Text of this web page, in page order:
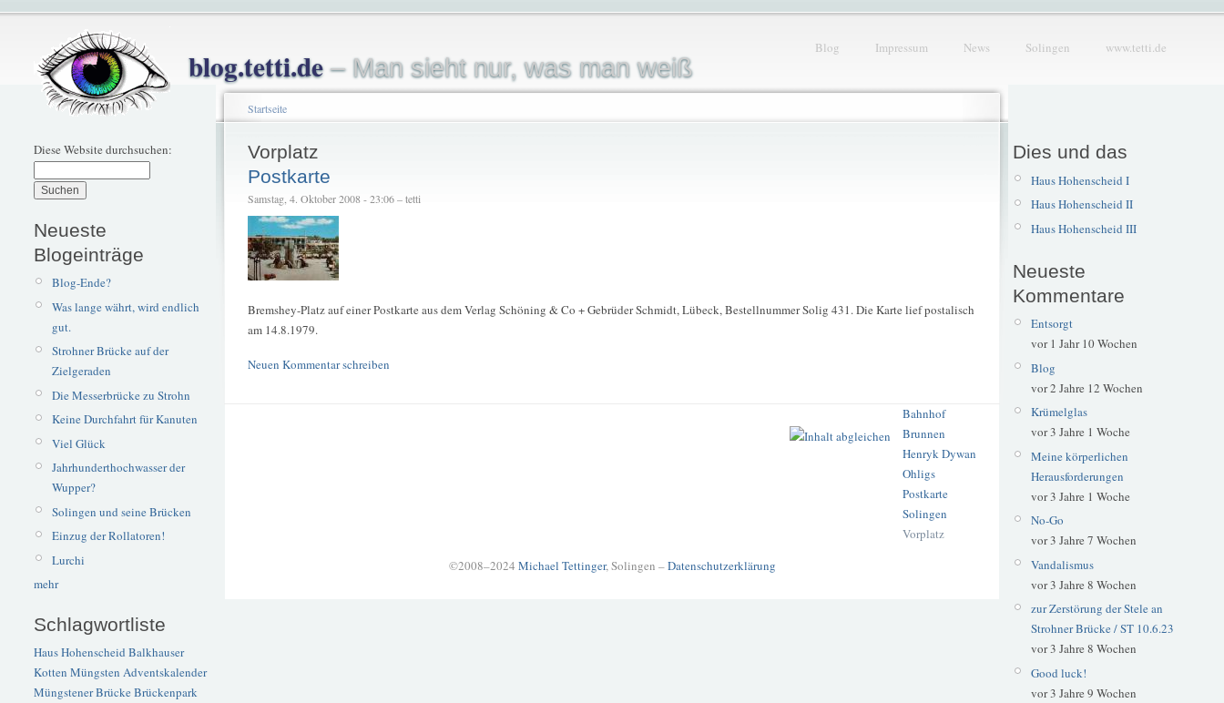
blog.tetti.de– Man sieht nur, was man weiß
Blog Impressum News Solingen www.tetti.de
Diese Website durchsuchen:
Neueste
Blogeinträge
Blog-Ende?
Was lange währt, wird endlich
gut.
Strohner Brücke auf der
Zielgeraden
Die Messerbrücke zu Strohn
Keine Durchfahrt für Kanuten
Viel Glück
Jahrhunderthochwasser der
Wupper?
Solingen und seine Brücken
Einzug der Rollatoren!
Lurchi
mehr
Schlagwortliste
Haus Hohenscheid Balkhauser
Kotten Müngsten Adventskalender
Müngstener BrückeBrückenpark
Startseite
Vorplatz
Postkarte
Samstag, 4. Oktober 2008 - 23:06 – tetti
Bremshey-Platz auf einer Postkarte aus dem Verlag Schöning & Co + Gebrüder Schmidt, Lübeck, Bestellnummer Solig 431. Die Karte lief postalisch
am 14.8.1979.
Neuen Kommentar schreiben
Bahnhof
Brunnen
Henryk Dywan
Ohligs
Postkarte
Solingen
Vorplatz
©2008–2024 Michael Tettinger, Solingen –Datenschutzerklärung
Dies und das
Haus Hohenscheid I
Haus Hohenscheid II
Haus Hohenscheid III
Neueste
Kommentare
Entsorgt
vor 1 Jahr 10 Wochen
Blog
vor 2 Jahre 12 Wochen
Krümelglas
vor 3 Jahre 1 Woche
Meine körperlichen
Herausforderungen
vor 3 Jahre 1 Woche
No-Go
vor 3 Jahre 7 Wochen
Vandalismus
vor 3 Jahre 8 Wochen
zur Zerstörung der Stele an
Strohner Brücke / ST 10.6.23
vor 3 Jahre 8 Wochen
Good luck!
vor 3 Jahre 9 Wochen